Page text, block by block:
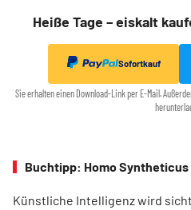
Heiße Tage – eiskalt
Sofortkauf
Sie erhalten einen Download-Link per E-Mail.
Buchtipp: Homo Syntheticus
Künstliche Intelligenz wird